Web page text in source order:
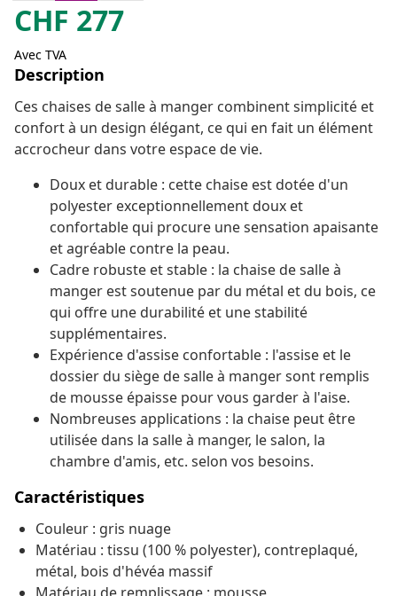
CHF 277
Avec TVA
Description
Ces chaises de salle à manger combinent simplicité et
confort à un design élégant, ce qui en fait un élément
accrocheur dans votre espace de vie.
Doux et durable : cette chaise est dotée d'un
polyester exceptionnellement doux et
confortable qui procure une sensation apaisante
et agréable contre la peau.
Cadre robuste et stable : la chaise de salle à
manger est soutenue par du métal et du bois, ce
qui offre une durabilité et une stabilité
supplémentaires.
Expérience d'assise confortable : l'assise et le
dossier du siège de salle à manger sont remplis
de mousse épaisse pour vous garder à l'aise.
Nombreuses applications : la chaise peut être
utilisée dans la salle à manger, le salon, la
chambre d'amis, etc. selon vos besoins.
Caractéristiques
Couleur : gris nuage
Matériau : tissu (100 % polyester), contreplaqué,
métal, bois d'hévéa massif